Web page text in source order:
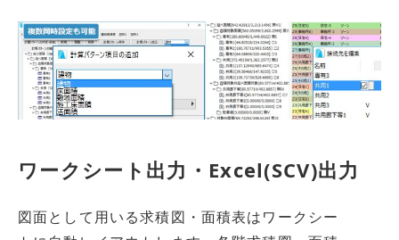
ワークシート出力・Excel(SCV)出力
図面として用いる求積図・面積表はワークシー